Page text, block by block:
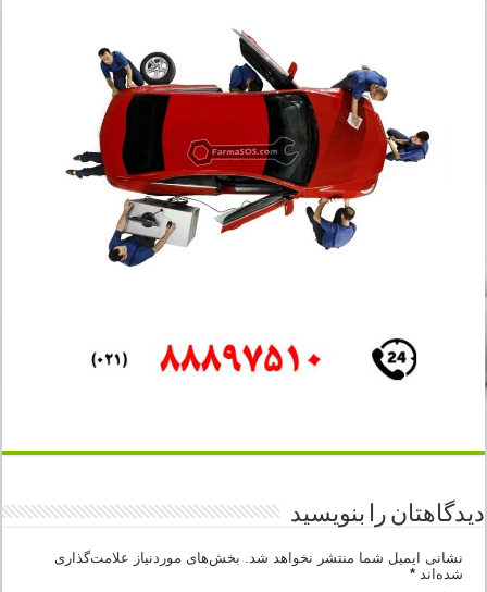
دیدگاهتان را بنویسید
نشانی ایمیل شما منتشر نخواهد شد. بخش‌های موردنیاز علامت‌گذاری
شده‌اند*